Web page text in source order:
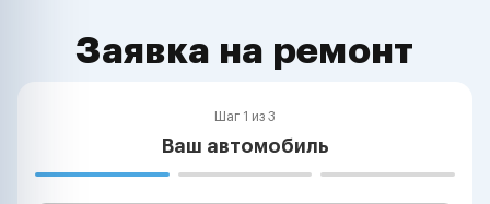
Заявка на ремонт
Шаг 1 из 3
Ваш автомобиль